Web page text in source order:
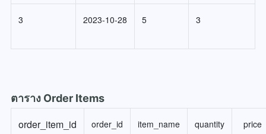
3 2023-10-28 5 3
ตาราง Order Items
order_item_id
order_id
item_name quantity price